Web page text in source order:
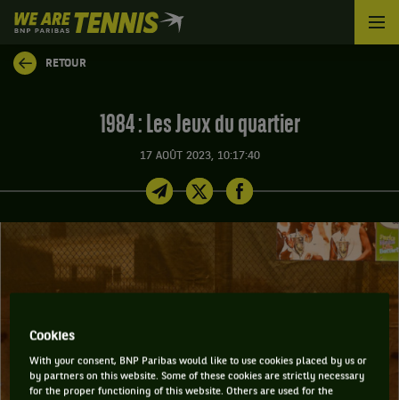
We
are
Tennis
by
RETOUR
1984 : Les Jeux du quartier
17 AOÛT 2023, 10:17:40
Cookies
With your consent, BNP Paribas would like to use cookies placed by us or
by partners on this website. Some of these cookies are strictly necessary
for the proper functioning of this website. Others are used for the